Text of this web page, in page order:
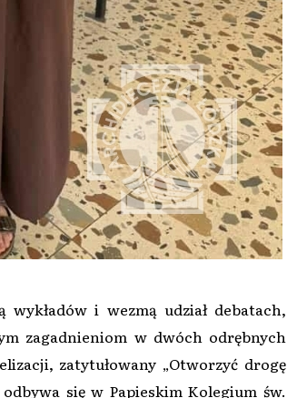
i wezmą udział debatach,
zagadnieniom w dwóch odrębnych
zatytułowany „Otworzyć drogę
się w Papieskim Kolegium św.